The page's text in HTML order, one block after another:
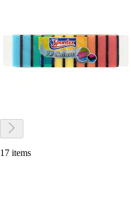
17 items